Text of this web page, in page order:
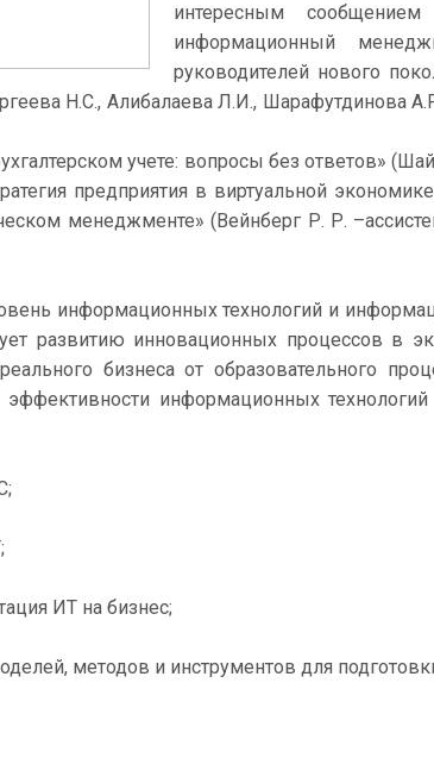
интересным
информационный
руководителей нового
Н.С., Алибалаева Л.И., Шарафутдинова
учете: вопросы без ответов»
предприятия в виртуальной
менеджменте» (Вейнберг Р. Р.
информационных технологий и
развитию инновационных процессов в
бизнеса от образовательного
информационных
ИТ на бизнес;
методов и инструментов для